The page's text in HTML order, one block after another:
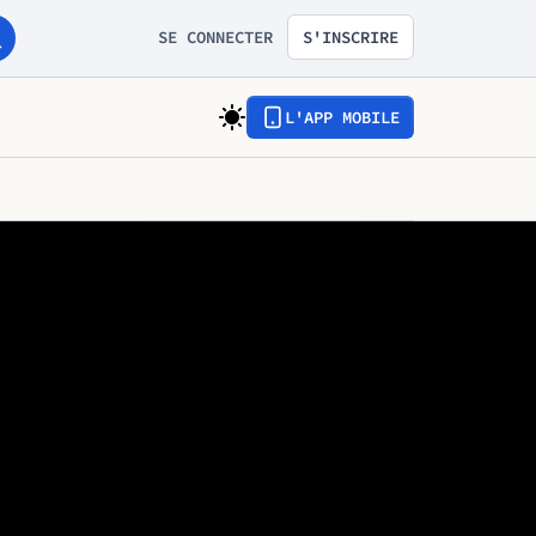
SE CONNECTER S'INSCRIRE
L'APP MOBILE